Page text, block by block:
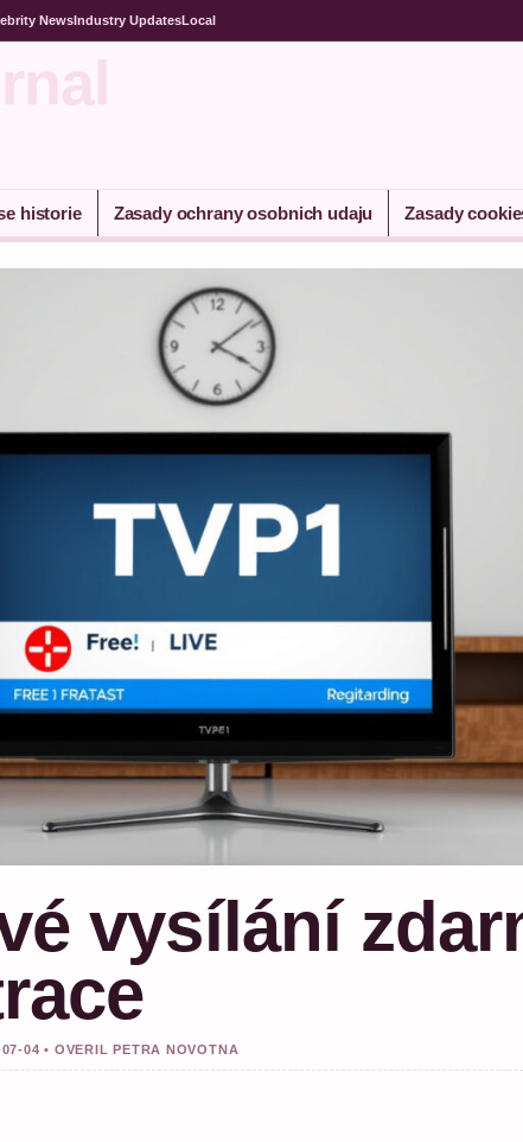
NewsIndustry UpdatesLocal
historie Zasady ochrany osobnich udaju Zasady
vysílání
04 • OVERIL PETRA NOVOTNA